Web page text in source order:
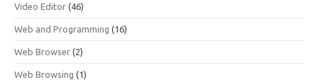
Video Editor (46)
Web and Programming (16)
Web Browser (2)
Web Browsing (1)